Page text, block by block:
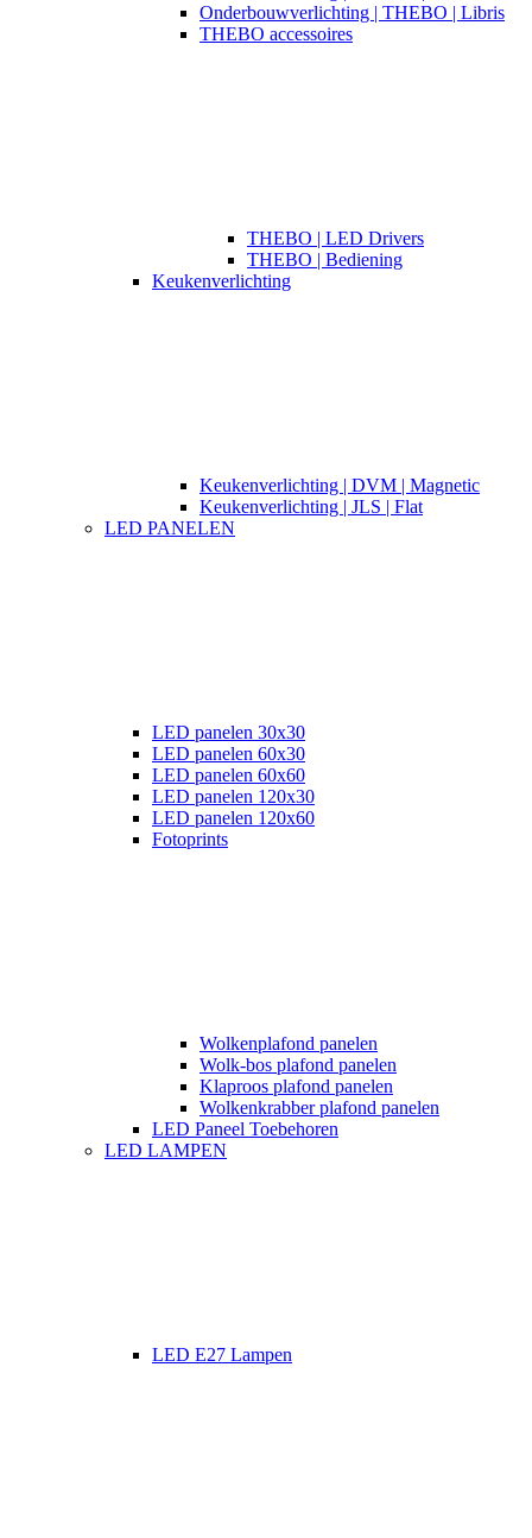
Onderbouwverlichting | THEBO | Libris
THEBO accessoires
THEBO | LED Drivers
THEBO | Bediening
Keukenverlichting
Keukenverlichting | DVM | Magnetic
Keukenverlichting | JLS | Flat
LED PANELEN
LED panelen 30x30
LED panelen 60x30
LED panelen 60x60
LED panelen 120x30
LED panelen 120x60
Fotoprints
Wolkenplafond panelen
Wolk-bos plafond panelen
Klaproos plafond panelen
Wolkenkrabber plafond panelen
LED Paneel Toebehoren
LED LAMPEN
LED E27 Lampen